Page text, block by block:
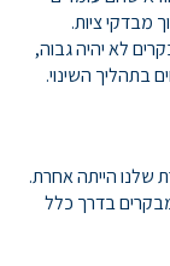
מבדקי ציות.
לא יהיה גבוה,
בתהליך השינוי.
שלנו הייתה אחרת.
בדרך כלל